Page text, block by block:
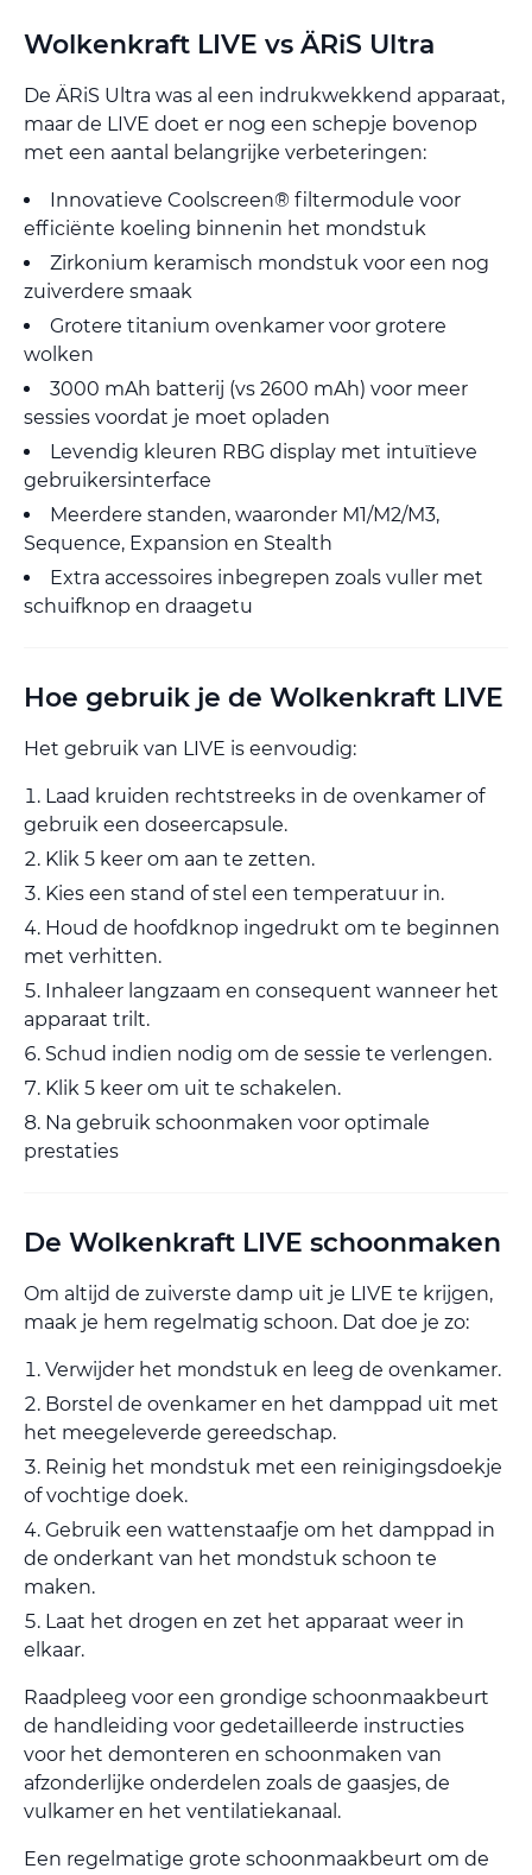
Wolkenkraft LIVE vs ÄRiS Ultra
De ÄRiS Ultra was al een indrukwekkend apparaat,
maar de LIVE doet er nog een schepje bovenop
met een aantal belangrijke verbeteringen:
Innovatieve Coolscreen® filtermodule voor
efficiënte koeling binnenin het mondstuk
Zirkonium keramisch mondstuk voor een nog
zuiverdere smaak
Grotere titanium ovenkamer voor grotere
wolken
3000 mAh batterij (vs 2600 mAh) voor meer
sessies voordat je moet opladen
Levendig kleuren RBG display met intuïtieve
gebruikersinterface
Meerdere standen, waaronder M1/M2/M3,
Sequence, Expansion en Stealth
Extra accessoires inbegrepen zoals vuller met
schuifknop en draagetu
Hoe gebruik je de Wolkenkraft LIVE
Het gebruik van LIVE is eenvoudig:
Laad kruiden rechtstreeks in de ovenkamer of
gebruik een doseercapsule.
Klik 5 keer om aan te zetten.
Kies een stand of stel een temperatuur in.
Houd de hoofdknop ingedrukt om te beginnen
met verhitten.
Inhaleer langzaam en consequent wanneer het
apparaat trilt.
Schud indien nodig om de sessie te verlengen.
Klik 5 keer om uit te schakelen.
Na gebruik schoonmaken voor optimale
prestaties
De Wolkenkraft LIVE schoonmaken
Om altijd de zuiverste damp uit je LIVE te krijgen,
maak je hem regelmatig schoon. Dat doe je zo:
Verwijder het mondstuk en leeg de ovenkamer.
Borstel de ovenkamer en het damppad uit met
het meegeleverde gereedschap.
Reinig het mondstuk met een reinigingsdoekje
of vochtige doek.
Gebruik een wattenstaafje om het damppad in
de onderkant van het mondstuk schoon te
maken.
Laat het drogen en zet het apparaat weer in
elkaar.
Raadpleeg voor een grondige schoonmaakbeurt
de handleiding voor gedetailleerde instructies
voor het demonteren en schoonmaken van
afzonderlijke onderdelen zoals de gaasjes, de
vulkamer en het ventilatiekanaal.
Een regelmatige grote schoonmaakbeurt om de